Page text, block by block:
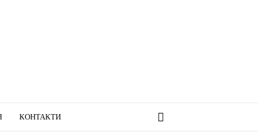
КОНТАКТИ